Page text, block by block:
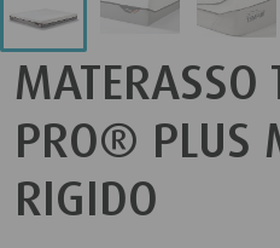
MATERASSO
PRO® PLUS
RIGIDO